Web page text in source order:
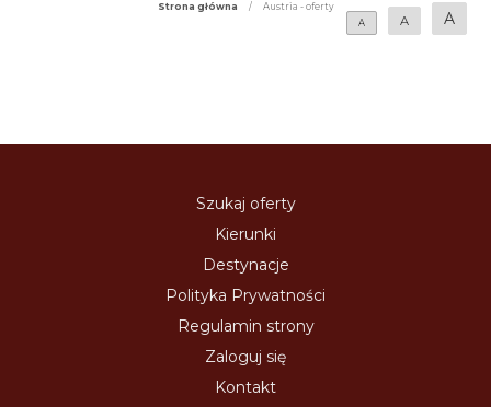
Strona główna /
Austria - oferty
A
A A
Szukaj oferty
Kierunki
Destynacje
Polityka Prywatności
Regulamin strony
Zaloguj się
Kontakt